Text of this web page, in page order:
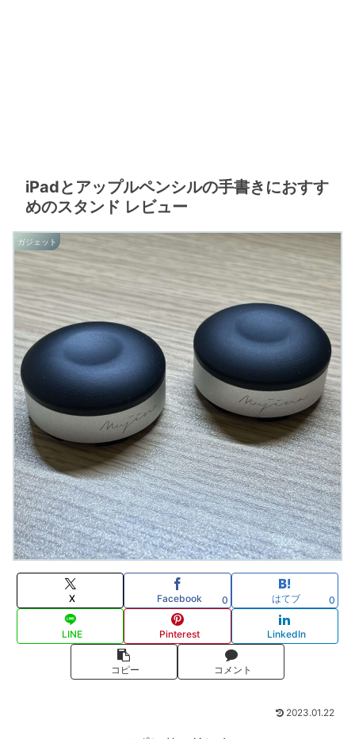
iPadとアップルペンシルの手書きにおすす
めのスタンド レビュー
ガジェット
X Facebook 0 はてブ 0
LINE Pinterest LinkedIn
コピー コメント
2023.01.22